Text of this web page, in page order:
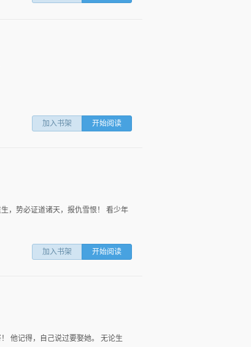
加入书架 开始阅读
，势必证道诸天，报仇雪恨！ 看少年
加入书架 开始阅读
他记得，自己说过要娶她。 无论生